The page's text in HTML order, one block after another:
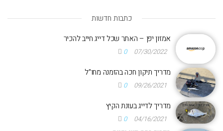
כתבות חדשות
אמזון יפן – האתר שכל דייג חייב להכיר
07/30/2022
0
מדריך תיקון חכה בהזמנה מחו"ל
09/26/2021
0
מדריך לדייג בעונת הקיץ
04/16/2021
0